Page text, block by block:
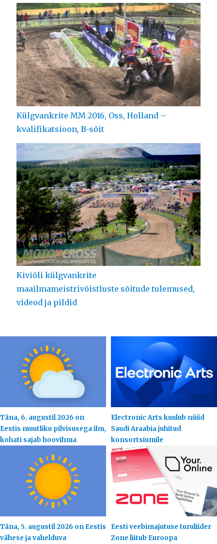
Külgvankrite MM 2016, Oss, Holland –
kvalifikatsioon, B-sõit
Kiviõli külgvankrite
maailmameistrivõistluste sõitude tulemused,
videod ja pildid
Täna, 6. augustil 2026 on
Eestis muutliku pilvisusega ilm,
kohati sajab hoovihma
Electronic Arts kuulub nüüd
Saudi Araabia juhitud
konsortsiumile
Täna, 5. augustil 2026 on Eestis
vähese ja vahelduva
Eesti veebimajutuse turuliider
Zone liitub Euroopa